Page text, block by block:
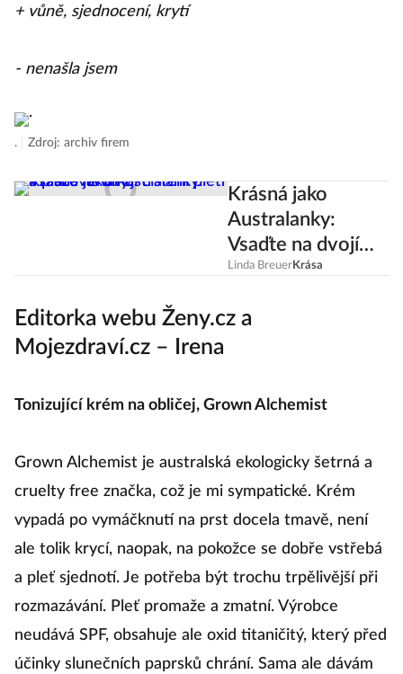
+ vůně, sjednocení, krytí
- nenašla jsem
. Zdroj: archiv firem
Krásná jako
Australanky:
Vsaďte na dvojí
čištění pleti a
Linda BreuerKrása
Editorka webu Ženy.cz a
Mojezdraví.cz – Irena
Tonizující krém na obličej, Grown Alchemist
Grown Alchemist je australská ekologicky šetrná a
cruelty free značka, což je mi sympatické. Krém
vypadá po vymáčknutí na prst docela tmavě, není
ale tolik krycí, naopak, na pokožce se dobře vstřebá
a pleť sjednotí. Je potřeba být trochu trpělivější při
rozmazávání. Pleť promaže a zmatní. Výrobce
neudává SPF, obsahuje ale oxid titaničitý, který před
účinky slunečních paprsků chrání. Sama ale dávám